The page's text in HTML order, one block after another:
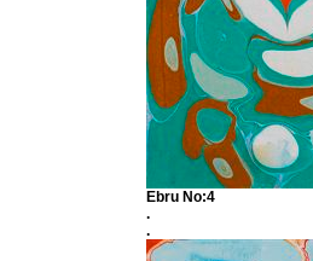
Ebru No:4
.
.